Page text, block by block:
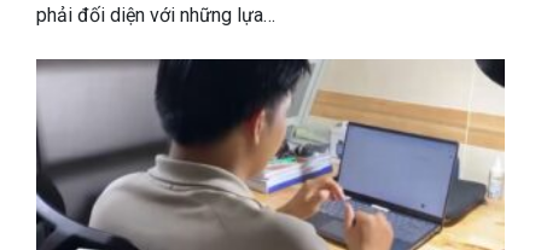
phải đối diện với những lựa…